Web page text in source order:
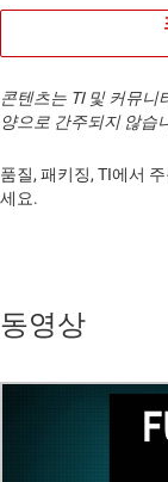
콘텐츠는 TI 및 커뮤니
양으로 간주되지 않습
품질, 패키징, TI에서
세요. ​​​​​​​​​​​​​​
동영상